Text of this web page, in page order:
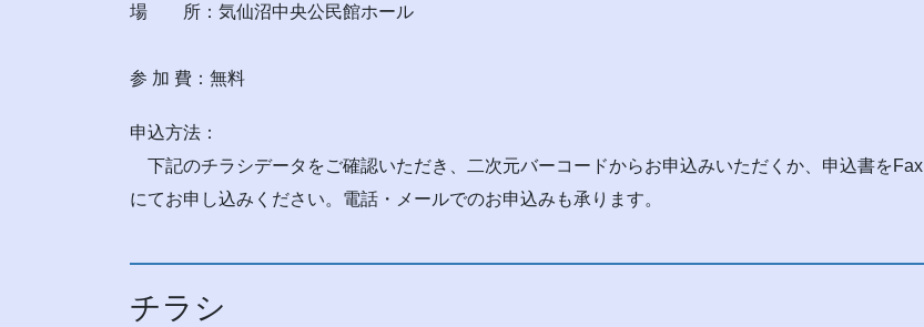
場 所：気仙沼中央公民館ホール
参 加 費：無料
申込方法：
下記のチラシデータをご確認いただき、二次元バーコードからお申込みいただくか、申込書をFax
にてお申し込みください。電話・メールでのお申込みも承ります。
チラシ